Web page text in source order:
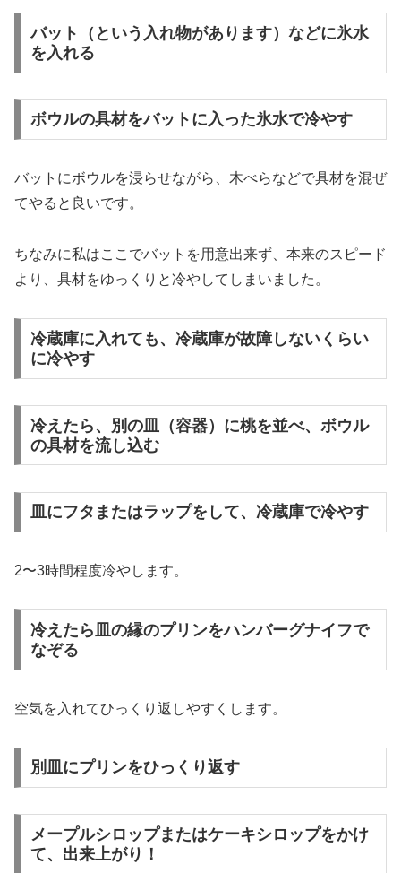
バット（という入れ物があります）などに氷水
を入れる
ボウルの具材をバットに入った氷水で冷やす
バットにボウルを浸らせながら、木べらなどで具材を混ぜ
てやると良いです。
ちなみに私はここでバットを用意出来ず、本来のスピード
より、具材をゆっくりと冷やしてしまいました。
冷蔵庫に入れても、冷蔵庫が故障しないくらい
に冷やす
冷えたら、別の皿（容器）に桃を並べ、ボウル
の具材を流し込む
皿にフタまたはラップをして、冷蔵庫で冷やす
2〜3時間程度冷やします。
冷えたら皿の縁のプリンをハンバーグナイフで
なぞる
空気を入れてひっくり返しやすくします。
別皿にプリンをひっくり返す
メープルシロップまたはケーキシロップをかけ
て、出来上がり！